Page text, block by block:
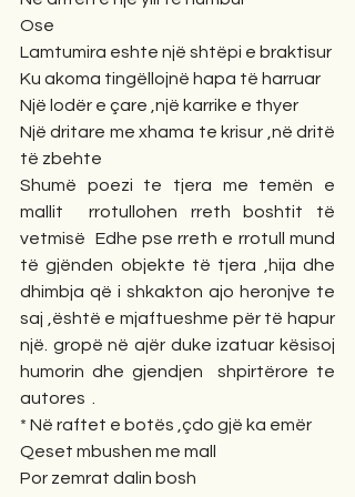
Ose
Lamtumira eshte një shtëpi e braktisur
Ku akoma tingëllojnë hapa të harruar
Një lodër e çare ,një karrike e thyer
Një dritare me xhama te krisur ,në dritë
të zbehte
Shumë poezi te tjera me temën e
mallit  rrotullohen rreth boshtit të
vetmisë  Edhe pse rreth e rrotull mund
të gjënden objekte të tjera ,hija dhe
dhimbja që i shkakton ajo heronjve te
saj ,është e mjaftueshme për të hapur
një. gropë në ajër duke izatuar kësisoj
humorin dhe gjendjen  shpirtërore te
autores  .
* Në raftet e botës ,çdo gjë ka emër
Qeset mbushen me mall
Por zemrat dalin bosh